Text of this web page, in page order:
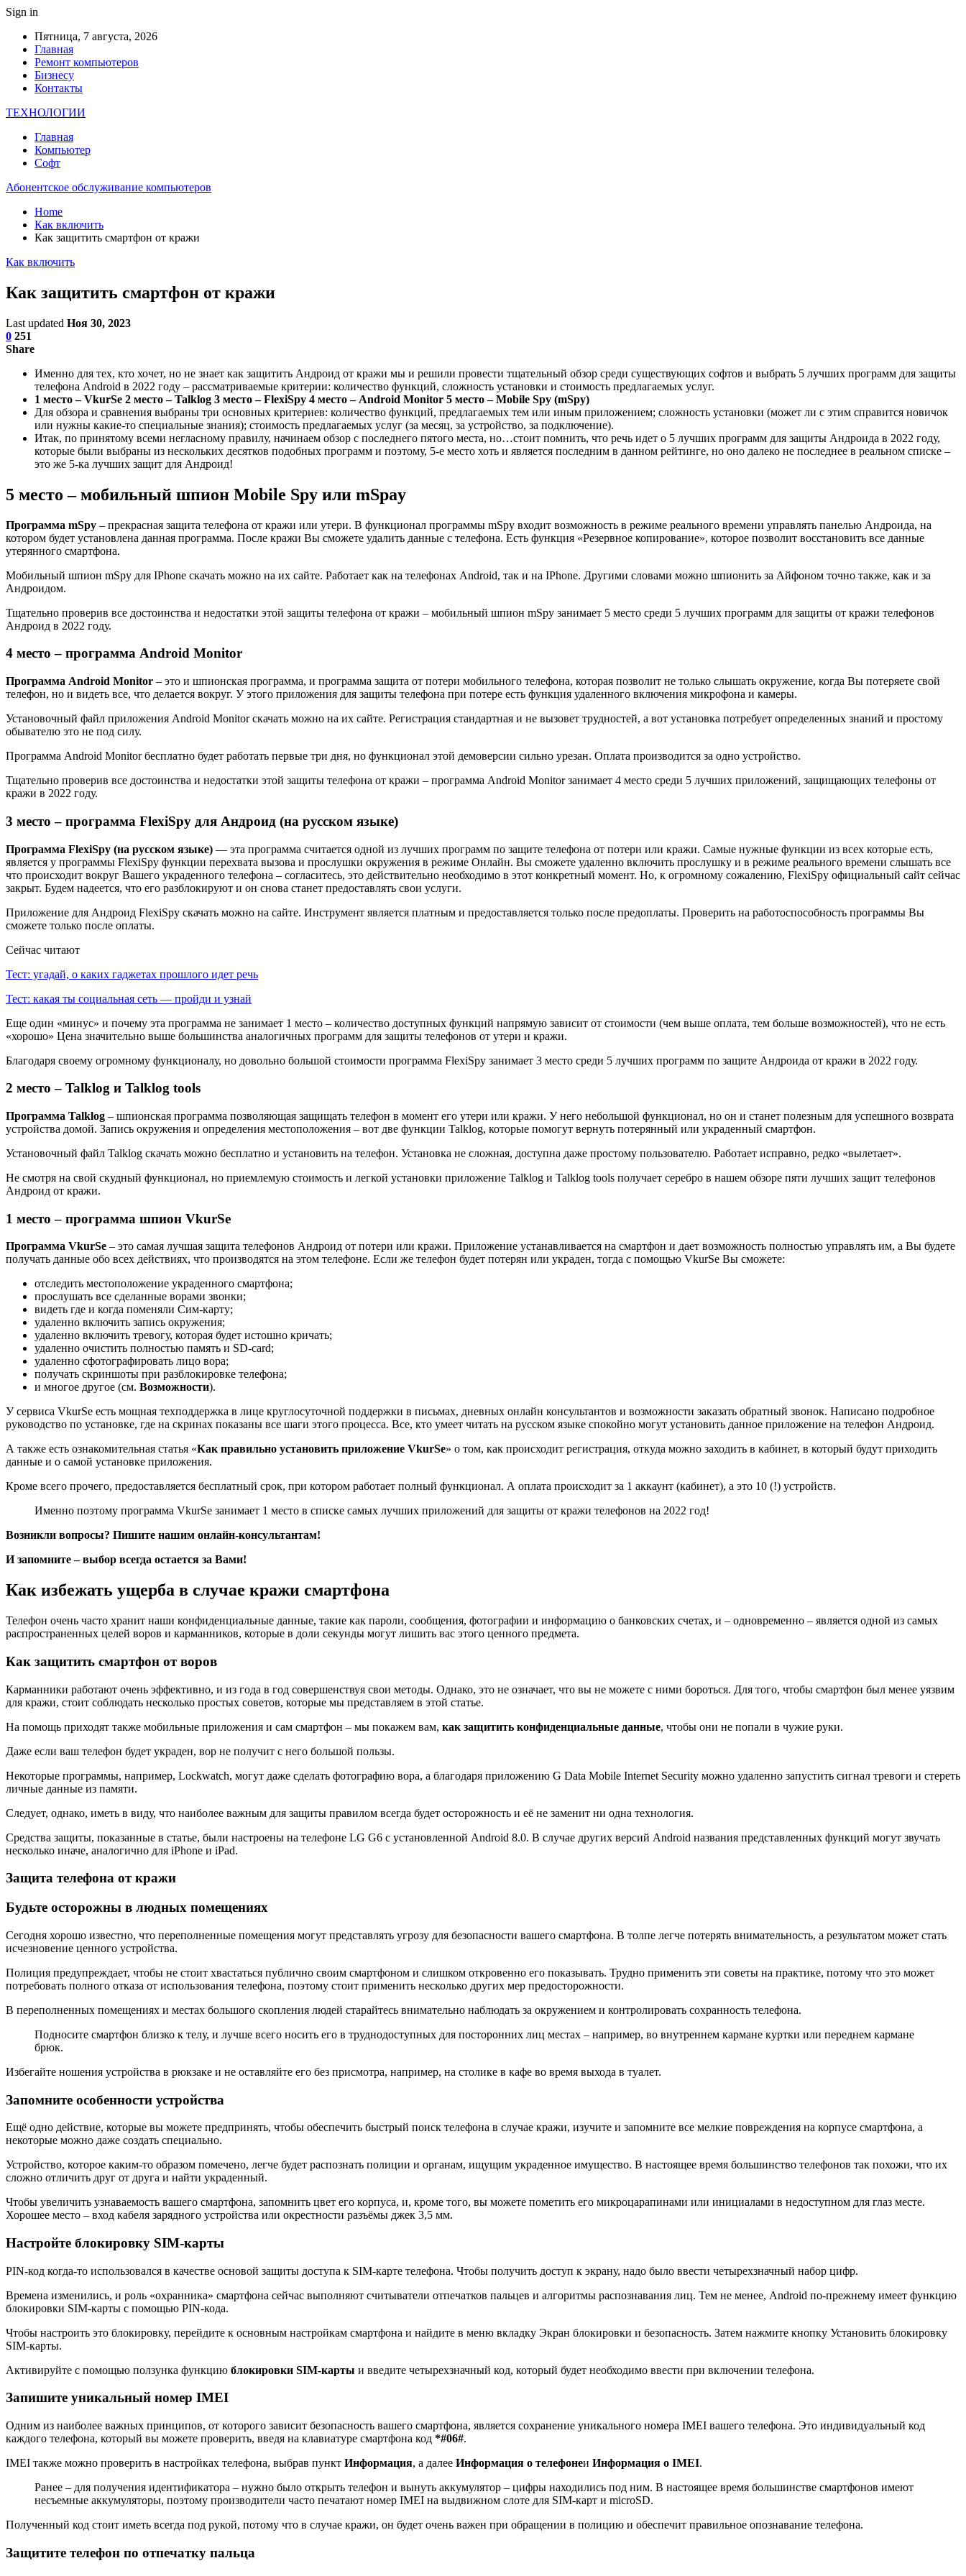
Sign in
Пятница, 7 августа, 2026
Главная
Ремонт компьютеров
Бизнесу
Контакты
ТЕХНОЛОГИИ
Главная
Компьютер
Софт
Абонентское обслуживание компьютеров
Home
Как включить
Как защитить смартфон от кражи
Как включить
Как защитить смартфон от кражи
Last updated Ноя 30, 2023
0 251
Share
Именно для тех, кто хочет, но не знает как защитить Андроид от кражи мы и решили провести тщательный обзор среди существующих софтов и выбрать 5 лучших программ для защиты
телефона Android в 2022 году – рассматриваемые критерии: количество функций, сложность установки и стоимость предлагаемых услуг.
1 место – VkurSe 2 место – Talklog 3 место – FlexiSpy 4 место – Android Monitor 5 место – Mobile Spy (mSpy)
Для обзора и сравнения выбраны три основных критериев: количество функций, предлагаемых тем или иным приложением; сложность установки (может ли с этим справится новичок
или нужны какие-то специальные знания); стоимость предлагаемых услуг (за месяц, за устройство, за подключение).
Итак, по принятому всеми негласному правилу, начинаем обзор с последнего пятого места, но…стоит помнить, что речь идет о 5 лучших программ для защиты Андроида в 2022 году,
которые были выбраны из нескольких десятков подобных программ и поэтому, 5-е место хоть и является последним в данном рейтинге, но оно далеко не последнее в реальном списке –
это же 5-ка лучших защит для Андроид!
5 место – мобильный шпион Mobile Spy или mSpay
Программа mSpy – прекрасная защита телефона от кражи или утери. В функционал программы mSpy входит возможность в режиме реального времени управлять панелью Андроида, на
котором будет установлена данная программа. После кражи Вы сможете удалить данные с телефона. Есть функция «Резервное копирование», которое позволит восстановить все данные
утерянного смартфона.
Мобильный шпион mSpy для IPhone скачать можно на их сайте. Работает как на телефонах Android, так и на IPhone. Другими словами можно шпионить за Айфоном точно также, как и за
Андроидом.
Тщательно проверив все достоинства и недостатки этой защиты телефона от кражи – мобильный шпион mSpy занимает 5 место среди 5 лучших программ для защиты от кражи телефонов
Андроид в 2022 году.
4 место – программа Android Monitor
Программа Android Monitor – это и шпионская программа, и программа защита от потери мобильного телефона, которая позволит не только слышать окружение, когда Вы потеряете свой
телефон, но и видеть все, что делается вокруг. У этого приложения для защиты телефона при потере есть функция удаленного включения микрофона и камеры.
Установочный файл приложения Android Monitor скачать можно на их сайте. Регистрация стандартная и не вызовет трудностей, а вот установка потребует определенных знаний и простому
обывателю это не под силу.
Программа Android Monitor бесплатно будет работать первые три дня, но функционал этой демоверсии сильно урезан. Оплата производится за одно устройство.
Тщательно проверив все достоинства и недостатки этой защиты телефона от кражи – программа Android Monitor занимает 4 место среди 5 лучших приложений, защищающих телефоны от
кражи в 2022 году.
3 место – программа FlexiSpy для Андроид (на русском языке)
Программа FlexiSpy (на русском языке) — эта программа считается одной из лучших программ по защите телефона от потери или кражи. Самые нужные функции из всех которые есть,
является у программы FlexiSpy функции перехвата вызова и прослушки окружения в режиме Онлайн. Вы сможете удаленно включить прослушку и в режиме реального времени слышать все
что происходит вокруг Вашего украденного телефона – согласитесь, это действительно необходимо в этот конкретный момент. Но, к огромному сожалению, FlexiSpy официальный сайт сейчас
закрыт. Будем надеется, что его разблокируют и он снова станет предоставлять свои услуги.
Приложение для Андроид FlexiSpy скачать можно на сайте. Инструмент является платным и предоставляется только после предоплаты. Проверить на работоспособность программы Вы
сможете только после оплаты.
Сейчас читают
Тест: угадай, о каких гаджетах прошлого идет речь
Тест: какая ты социальная сеть — пройди и узнай
Еще один «минус» и почему эта программа не занимает 1 место – количество доступных функций напрямую зависит от стоимости (чем выше оплата, тем больше возможностей), что не есть
«хорошо» Цена значительно выше большинства аналогичных программ для защиты телефонов от утери и кражи.
Благодаря своему огромному функционалу, но довольно большой стоимости программа FlexiSpy занимает 3 место среди 5 лучших программ по защите Андроида от кражи в 2022 году.
2 место – Talklog и Talklog tools
Программа Talklog – шпионская программа позволяющая защищать телефон в момент его утери или кражи. У него небольшой функционал, но он и станет полезным для успешного возврата
устройства домой. Запись окружения и определения местоположения – вот две функции Talklog, которые помогут вернуть потерянный или украденный смартфон.
Установочный файл Talklog скачать можно бесплатно и установить на телефон. Установка не сложная, доступна даже простому пользователю. Работает исправно, редко «вылетает».
Не смотря на свой скудный функционал, но приемлемую стоимость и легкой установки приложение Talklog и Talklog tools получает серебро в нашем обзоре пяти лучших защит телефонов
Андроид от кражи.
1 место – программа шпион VkurSe
Программа VkurSe – это самая лучшая защита телефонов Андроид от потери или кражи. Приложение устанавливается на смартфон и дает возможность полностью управлять им, а Вы будете
получать данные обо всех действиях, что производятся на этом телефоне. Если же телефон будет потерян или украден, тогда с помощью VkurSe Вы сможете:
отследить местоположение украденного смартфона;
прослушать все сделанные ворами звонки;
видеть где и когда поменяли Сим-карту;
удаленно включить запись окружения;
удаленно включить тревогу, которая будет истошно кричать;
удаленно очистить полностью память и SD-card;
удаленно сфотографировать лицо вора;
получать скриншоты при разблокировке телефона;
и многое другое (см. Возможности).
У сервиса VkurSe есть мощная техподдержка в лице круглосуточной поддержки в письмах, дневных онлайн консультантов и возможности заказать обратный звонок. Написано подробное
руководство по установке, где на скринах показаны все шаги этого процесса. Все, кто умеет читать на русском языке спокойно могут установить данное приложение на телефон Андроид.
А также есть ознакомительная статья «Как правильно установить приложение VkurSe» о том, как происходит регистрация, откуда можно заходить в кабинет, в который будут приходить
данные и о самой установке приложения.
Кроме всего прочего, предоставляется бесплатный срок, при котором работает полный функционал. А оплата происходит за 1 аккаунт (кабинет), а это 10 (!) устройств.
Именно поэтому программа VkurSe занимает 1 место в списке самых лучших приложений для защиты от кражи телефонов на 2022 год!
Возникли вопросы? Пишите нашим онлайн-консультантам!
И запомните – выбор всегда остается за Вами!
Как избежать ущерба в случае кражи смартфона
Телефон очень часто хранит наши конфиденциальные данные, такие как пароли, сообщения, фотографии и информацию о банковских счетах, и – одновременно – является одной из самых
распространенных целей воров и карманников, которые в доли секунды могут лишить вас этого ценного предмета.
Как защитить смартфон от воров
Карманники работают очень эффективно, и из года в год совершенствуя свои методы. Однако, это не означает, что вы не можете с ними бороться. Для того, чтобы смартфон был менее уязвим
для кражи, стоит соблюдать несколько простых советов, которые мы представляем в этой статье.
На помощь приходят также мобильные приложения и сам смартфон – мы покажем вам, как защитить конфиденциальные данные, чтобы они не попали в чужие руки.
Даже если ваш телефон будет украден, вор не получит с него большой пользы.
Некоторые программы, например, Lockwatch, могут даже сделать фотографию вора, а благодаря приложению G Data Mobile Internet Security можно удаленно запустить сигнал тревоги и стереть
личные данные из памяти.
Следует, однако, иметь в виду, что наиболее важным для защиты правилом всегда будет осторожность и её не заменит ни одна технология.
Средства защиты, показанные в статье, были настроены на телефоне LG G6 с установленной Android 8.0. В случае других версий Android названия представленных функций могут звучать
несколько иначе, аналогично для iPhone и iPad.
Защита телефона от кражи
Будьте осторожны в людных помещениях
Сегодня хорошо известно, что переполненные помещения могут представлять угрозу для безопасности вашего смартфона. В толпе легче потерять внимательность, а результатом может стать
исчезновение ценного устройства.
Полиция предупреждает, чтобы не стоит хвастаться публично своим смартфоном и слишком откровенно его показывать. Трудно применить эти советы на практике, потому что это может
потребовать полного отказа от использования телефона, поэтому стоит применить несколько других мер предосторожности.
В переполненных помещениях и местах большого скопления людей старайтесь внимательно наблюдать за окружением и контролировать сохранность телефона.
Подносите смартфон близко к телу, и лучше всего носить его в труднодоступных для посторонних лиц местах – например, во внутреннем кармане куртки или переднем кармане
брюк.
Избегайте ношения устройства в рюкзаке и не оставляйте его без присмотра, например, на столике в кафе во время выхода в туалет.
Запомните особенности устройства
Ещё одно действие, которые вы можете предпринять, чтобы обеспечить быстрый поиск телефона в случае кражи, изучите и запомните все мелкие повреждения на корпусе смартфона, а
некоторые можно даже создать специально.
Устройство, которое каким-то образом помечено, легче будет распознать полиции и органам, ищущим украденное имущество. В настоящее время большинство телефонов так похожи, что их
сложно отличить друг от друга и найти украденный.
Чтобы увеличить узнаваемость вашего смартфона, запомнить цвет его корпуса, и, кроме того, вы можете пометить его микроцарапинами или инициалами в недоступном для глаз месте.
Хорошее место – вход кабеля зарядного устройства или окрестности разъёмы джек 3,5 мм.
Настройте блокировку SIM-карты
PIN-код когда-то использовался в качестве основой защиты доступа к SIM-карте телефона. Чтобы получить доступ к экрану, надо было ввести четырехзначный набор цифр.
Времена изменились, и роль «охранника» смартфона сейчас выполняют считыватели отпечатков пальцев и алгоритмы распознавания лиц. Тем не менее, Android по-прежнему имеет функцию
блокировки SIM-карты с помощью PIN-кода.
Чтобы настроить это блокировку, перейдите к основным настройкам смартфона и найдите в меню вкладку Экран блокировки и безопасность. Затем нажмите кнопку Установить блокировку
SIM-карты.
Активируйте с помощью ползунка функцию блокировки SIM-карты и введите четырехзначный код, который будет необходимо ввести при включении телефона.
Запишите уникальный номер IMEI
Одним из наиболее важных принципов, от которого зависит безопасность вашего смартфона, является сохранение уникального номера IMEI вашего телефона. Это индивидуальный код
каждого телефона, который вы можете проверить, введя на клавиатуре смартфона код *#06#.
IMEI также можно проверить в настройках телефона, выбрав пункт Информация, а далее Информация о телефонеи Информация о IMEI.
Ранее – для получения идентификатора – нужно было открыть телефон и вынуть аккумулятор – цифры находились под ним. В настоящее время большинстве смартфонов имеют
несъемные аккумуляторы, поэтому производители часто печатают номер IMEI на выдвижном слоте для SIM-карт и microSD.
Полученный код стоит иметь всегда под рукой, потому что в случае кражи, он будет очень важен при обращении в полицию и обеспечит правильное опознавание телефона.
Защитите телефон по отпечатку пальца